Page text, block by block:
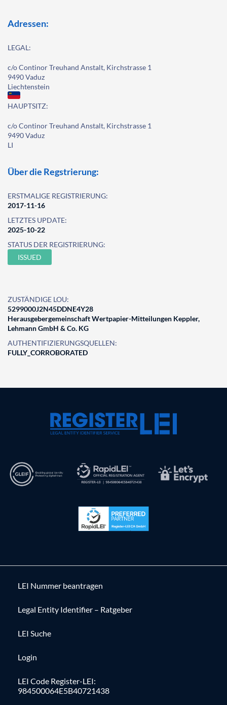
Adressen:
LEGAL:
c/o Continor Treuhand Anstalt, Kirchstrasse 1
9490 Vaduz
Liechtenstein
HAUPTSITZ:
c/o Continor Treuhand Anstalt, Kirchstrasse 1
9490 Vaduz
LI
Über die Regstrierung:
ERSTMALIGE REGISTRIERUNG:
2017-11-16
LETZTES UPDATE:
2025-10-22
STATUS DER REGISTRIERUNG:
ISSUED
ZUSTÄNDIGE LOU:
5299000J2N45DDNE4Y28
Herausgebergemeinschaft Wertpapier-Mitteilungen Keppler,
Lehmann GmbH & Co. KG
AUTHENTIFIZIERUNGSQUELLEN:
FULLY_CORROBORATED
LEI Nummer beantragen
Legal Entity Identifier – Ratgeber
LEI Suche
Login
LEI Code Register-LEI:
984500064E5B40721438